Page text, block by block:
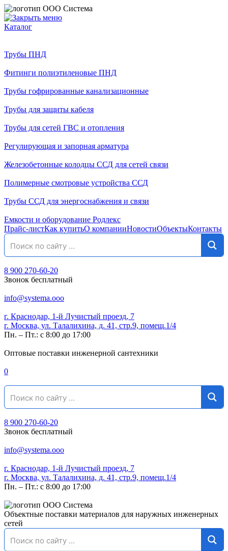
Каталог
Трубы ПНД
Фитинги полиэтиленовые ПНД
Трубы гофрированные канализационные
Трубы для защиты кабеля
Трубы для сетей ГВС и отопления
Регулирующая и запорная арматура
Железобетонные колодцы ССД для сетей связи
Полимерные смотровые устройства ССД
Трубы ССД для энергоснабжения и связи
Емкости и оборудование Родлекс
Прайс-листКак купитьО компанииНовостиОбъектыКонтакты
8 900 270-60-20
Звонок бесплатный
info@systema.ooo
г. Краснодар, 1-й Лучистый проезд, 7
г. Москва, ул. Талалихина, д. 41, стр.9, помещ.1/4
Пн. – Пт.: с 8:00 до 17:00
Оптовые поставки инженерной сантехники
0
8 900 270-60-20
Звонок бесплатный
info@systema.ooo
г. Краснодар, 1-й Лучистый проезд, 7
г. Москва, ул. Талалихина, д. 41, стр.9, помещ.1/4
Пн. – Пт.: с 8:00 до 17:00
Объектные поставки материалов для наружных инженерных
сетей